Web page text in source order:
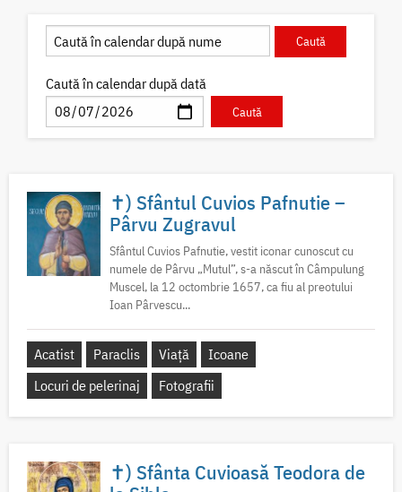
Caută în calendar după dată
✝) Sfântul Cuvios Pafnutie –
Pârvu Zugravul
Sfântul Cuvios Pafnutie, vestit iconar cunoscut cu
numele de Pârvu „Mutul”, s-a născut în Câmpulung
Muscel, la 12 octombrie 1657, ca fiu al preotului
Ioan Pârvescu...
Acatist Paraclis Viață
Icoane
Locuri de pelerinaj
Fotografii
✝) Sfânta Cuvioasă Teodora de